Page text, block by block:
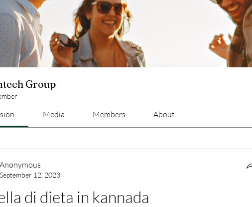
Group
Media Members About
Anonymous
September 12, 2023
di dieta in kannada